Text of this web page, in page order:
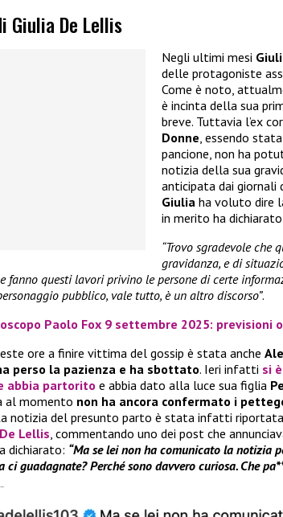
Giulia De Lellis
Negli ultimi mesi
delle protagoniste
Come è noto,
è incinta della sua
breve. Tuttavia l’ex
Donne, essendo
pancione, non ha
notizia della sua
anticipata dai giornali
Giulia ha voluto dire
in merito ha
“Trovo sgradevole che
gravidanza, e di
fanno questi lavori privino le persone di certe
pubblico, vale tutto, è un altro discorso”.
Paolo Fox 9 settembre 2025: previsioni
ore a finire vittima del gossip è stata anche
perso la pazienza e ha sbottato. Ieri infatti si
abbia partorito e abbia dato alla luce sua figlia
al momento non ha ancora confermato i
notizia del presunto parto è stata infatti
De Lellis, commentando uno dei post che
dichiarato: “Ma se lei non ha comunicato la notizia
ci guadagnate? Perché sono davvero curiosa. Che